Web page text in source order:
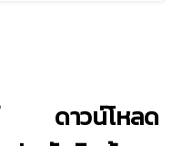
ดาวน์โหลด